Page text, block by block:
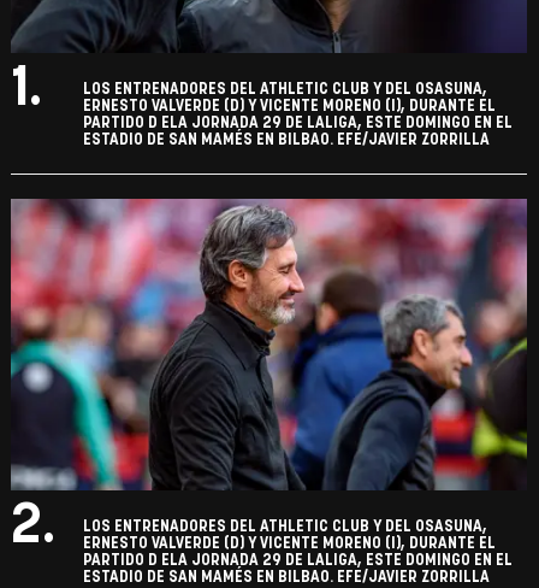
1.
LOS ENTRENADORES DEL ATHLETIC CLUB Y DEL OSASUNA,
ERNESTO VALVERDE (D) Y VICENTE MORENO (I), DURANTE EL
PARTIDO D ELA JORNADA 29 DE LALIGA, ESTE DOMINGO EN EL
ESTADIO DE SAN MAMÉS EN BILBAO. EFE/JAVIER ZORRILLA
2.
LOS ENTRENADORES DEL ATHLETIC CLUB Y DEL OSASUNA,
ERNESTO VALVERDE (D) Y VICENTE MORENO (I), DURANTE EL
PARTIDO D ELA JORNADA 29 DE LALIGA, ESTE DOMINGO EN EL
ESTADIO DE SAN MAMÉS EN BILBAO. EFE/JAVIER ZORRILLA